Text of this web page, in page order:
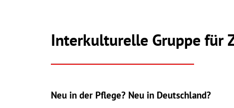
Interkulturelle Gruppe für
Neu in der Pflege? Neu in Deutschland?